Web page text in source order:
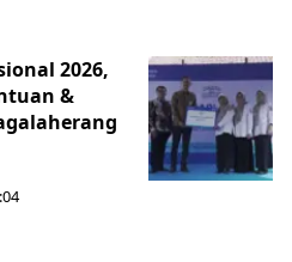
2026,
&